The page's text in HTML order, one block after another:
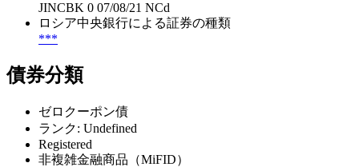
JINCBK 0 07/08/21 NCd
ロシア中央銀行による証券の種類
***
債券分類
ゼロクーポン債
ランク: Undefined
Registered
非複雑金融商品（MiFID）